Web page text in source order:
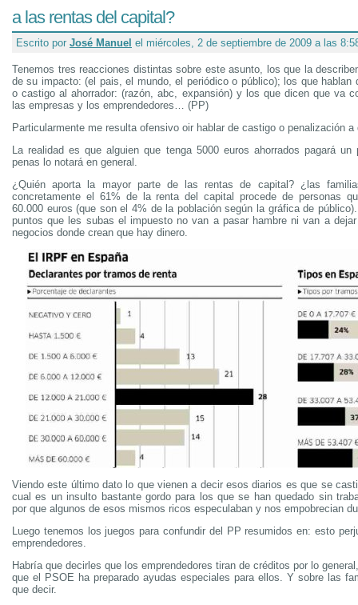
a las rentas del capital?
Escrito por José Manuel el miércoles, 2 de septiembre de 2009 a las
Tenemos tres reacciones distintas sobre este asunto, los que la
de su impacto: (el pais, el mundo, el periódico o público); los que hablan
o castigo al ahorrador: (razón, abc, expansión) y los que dicen que va
las empresas y los emprendedores… (PP)
Particularmente me resulta ofensivo oir hablar de castigo o penalización a
La realidad es que alguien que tenga 5000 euros ahorrados pagará
penas lo notará en general.
¿Quién aporta la mayor parte de las rentas de capital? ¿las
concretamente el 61% de la renta del capital procede de personas
60.000 euros (que son el 4% de la población según la gráfica de
puntos que les subas el impuesto no van a pasar hambre ni van a
negocios donde crean que hay dinero.
Viendo este último dato lo que vienen a decir esos diarios es que se
cual es un insulto bastante gordo para los que se han quedado sin
por que algunos de esos mismos ricos especulaban y nos empobrecian
Luego tenemos los juegos para confundir del PP resumidos en: esto
emprendedores.
Habría que decirles que los emprendedores tiran de créditos por lo
que el PSOE ha preparado ayudas especiales para ellos. Y sobre las
que decir.